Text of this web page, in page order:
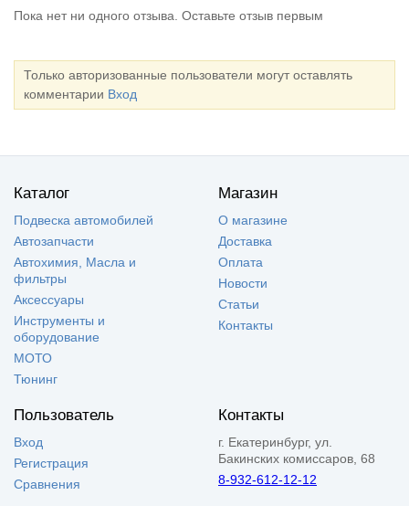
Пока нет ни одного отзыва. Оставьте отзыв первым
Только авторизованные пользователи могут оставлять
комментарии Вход
Каталог
Подвеска автомобилей
Автозапчасти
Автохимия, Масла и
фильтры
Аксессуары
Инструменты и
оборудование
МОТО
Тюнинг
Магазин
О магазине
Доставка
Оплата
Новости
Статьи
Контакты
Пользователь
Вход
Регистрация
Сравнения
Контакты
г. Екатеринбург, ул.
Бакинских комиссаров, 68
8-932-612-12-12